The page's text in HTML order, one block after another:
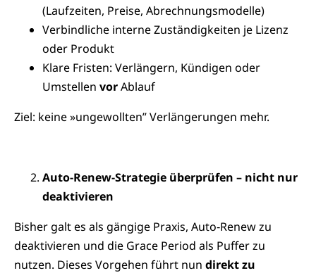
(Laufzeiten, Preise, Abrechnungsmodelle)
Verbindliche interne Zuständigkeiten je Lizenz
oder Produkt
Klare Fristen: Verlängern, Kündigen oder
Umstellen vorAblauf
Ziel: keine »ungewollten” Verlängerungen mehr.
Auto-Renew-Strategie überprüfen – nicht nur
deaktivieren
Bisher galt es als gängige Praxis, Auto‑Renew zu
deaktivieren und die Grace Period als Puffer zu
nutzen. Dieses Vorgehen führt nun direkt zu